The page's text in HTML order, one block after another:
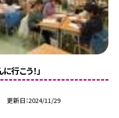
行こう！」
更新日 2024/11/29